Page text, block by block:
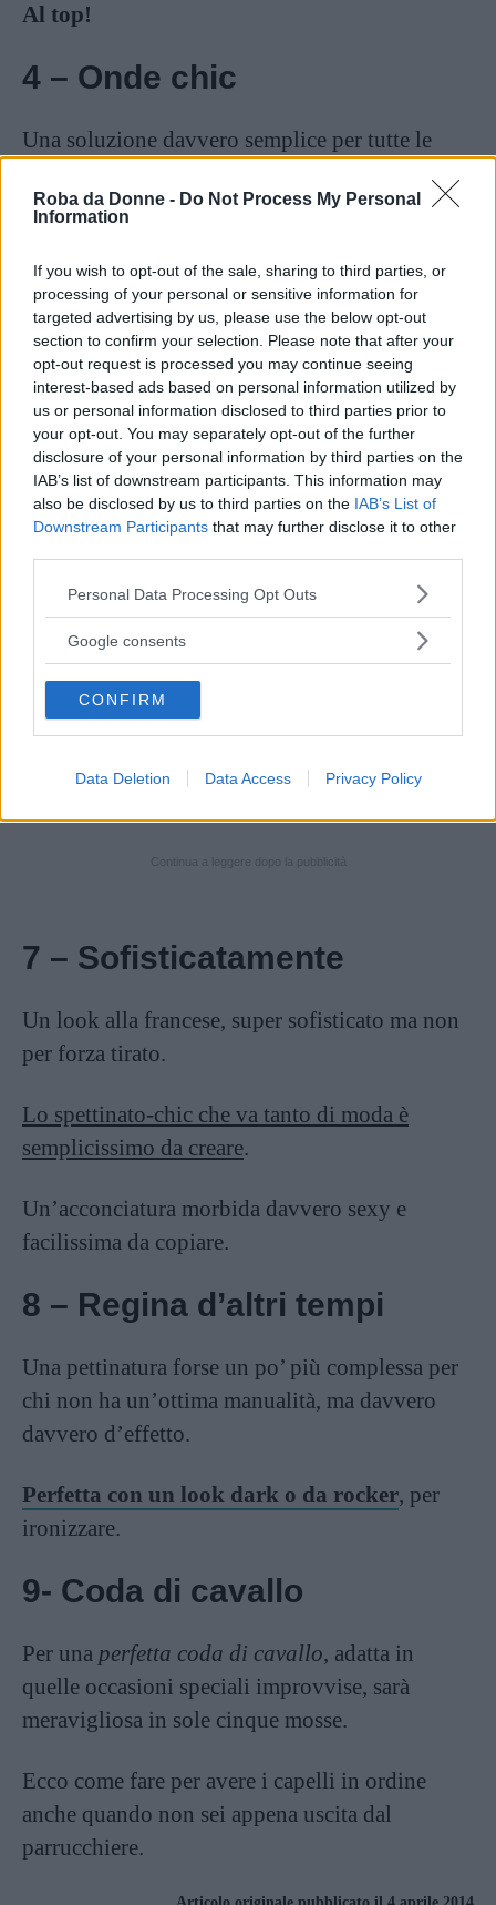
Roba da Donne - Do Not Process My Personal
Information
If you wish to opt-out of the sale, sharing to third parties, or
processing of your personal or sensitive information for
targeted advertising by us, please use the below opt-out
section to confirm your selection. Please note that after your
opt-out request is processed you may continue seeing
interest-based ads based on personal information utilized by
us or personal information disclosed to third parties prior to
your opt-out. You may separately opt-out of the further
disclosure of your personal information by third parties on the
IAB’s list of downstream participants. This information may
also be disclosed by us to third parties on the IAB’s List of
Downstream Participants that may further disclose it to other
Please note that this website/app uses one or more Google
not limited to your visit or usage behaviour. You may click to
use your data for below specified purposes in below Google
consent section.
Personal Data Processing Opt Outs
Google consents
CONFIRM
Data Deletion Data Access Privacy Policy
Al top!
4 – Onde chic
Una soluzione davvero semplice per tutte le
ragazze con lunghi capelli che vogliono dare un
po’ di movimento alla loro acconciatura.
Più facile di quello che può sembrare.
5 – Fiocco
Un’idea davvero originale per cambiare il solito
chignon.
Sopra alla testa un bel fiocco.
6 – Star del corto
Una pettinatura per chi ha i capelli davvero
corti e vuole un look un po’ più punk.
Basta un phon, una spazzola rotonda e qualche
7 – Sofisticatamente
Un look alla francese, super sofisticato ma non
per forza tirato.
Lo spettinato-chic che va tanto di moda è
semplicissimo da creare.
Un’acconciatura morbida davvero sexy e
facilissima da copiare.
8 – Regina d’altri tempi
Una pettinatura forse un po’ più complessa per
chi non ha un’ottima manualità, ma davvero
davvero d’effetto.
Perfetta con un look dark o da rocker, per
ironizzare.
9- Coda di cavallo
Per una perfetta coda di cavallo, adatta in
quelle occasioni speciali improvvise, sarà
meravigliosa in sole cinque mosse.
Ecco come fare per avere i capelli in ordine
anche quando non sei appena uscita dal
parrucchiere.